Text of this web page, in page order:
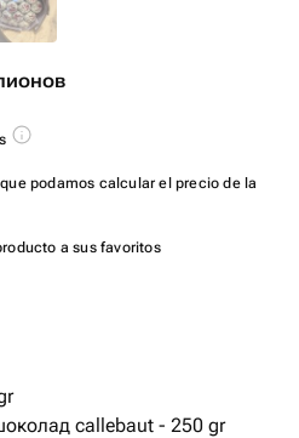
podamos calcular el precio de la
a sus favoritos
callebaut - 250 gr